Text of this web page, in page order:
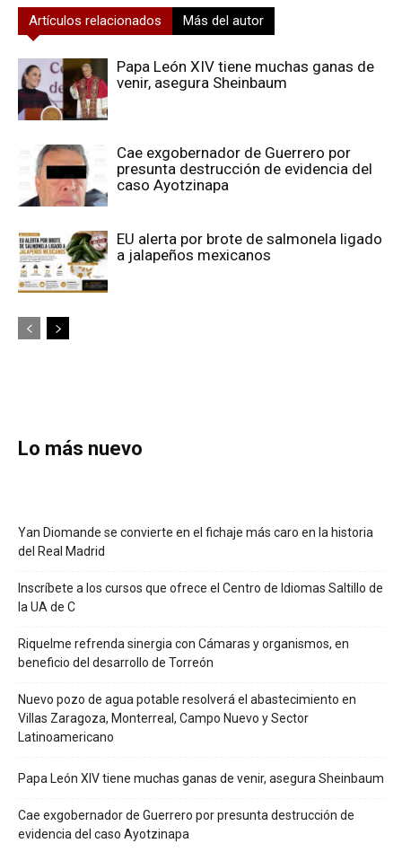
Artículos relacionados Más del autor
Papa León XIV tiene muchas ganas de
venir, asegura Sheinbaum
Cae exgobernador de Guerrero por
presunta destrucción de evidencia del
caso Ayotzinapa
EU alerta por brote de salmonela ligado
a jalapeños mexicanos
Lo más nuevo
Yan Diomande se convierte en el fichaje más caro en la historia
del Real Madrid
Inscríbete a los cursos que ofrece el Centro de Idiomas Saltillo de
la UA de C
Riquelme refrenda sinergia con Cámaras y organismos, en
beneficio del desarrollo de Torreón
Nuevo pozo de agua potable resolverá el abastecimiento en
Villas Zaragoza, Monterreal, Campo Nuevo y Sector
Latinoamericano
Papa León XIV tiene muchas ganas de venir, asegura Sheinbaum
Cae exgobernador de Guerrero por presunta destrucción de
evidencia del caso Ayotzinapa